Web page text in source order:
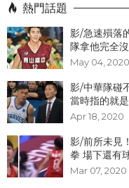
熱門話題
影/急速殞落
隊拿他完全
May 04, 2020
影/中華隊碰
當時指的就
Apr 18, 2020
影/前所未見
拳 場下還有
Mar 07, 2020